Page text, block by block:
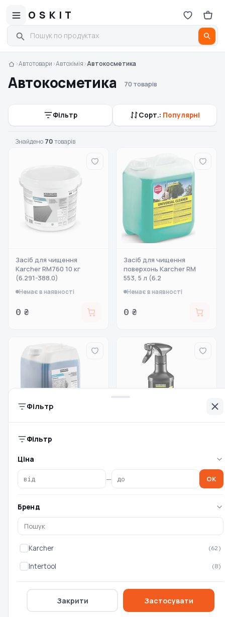
OSKIT
›Автотовари›Автохімія›Автокосметика
Автокосметика 70 товарів
Фільтр Сорт.: Популярні
Знайдено 70товарів
Фільтр
Фільтр
Ціна
— OK
Бренд
Karcher (62)
Intertool (8)
Закрити Застосувати
Засіб для чищення
Karcher RM760 10 кг
(6.291-388.0)
Немає в наявності
0 ₴
Засіб для чищення
поверхонь Karcher RM
553, 5 л (6.2
Немає в наявності
0 ₴
водовідштовхувальним
ефектом Karcher Vehicle
Немає в наявності
л (6.29